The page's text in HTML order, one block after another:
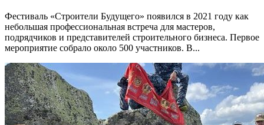
Фестиваль «Строители Будущего» появился в 2021 году как
небольшая профессиональная встреча для мастеров,
подрядчиков и представителей строительного бизнеса. Первое
мероприятие собрало около 500 участников. В...